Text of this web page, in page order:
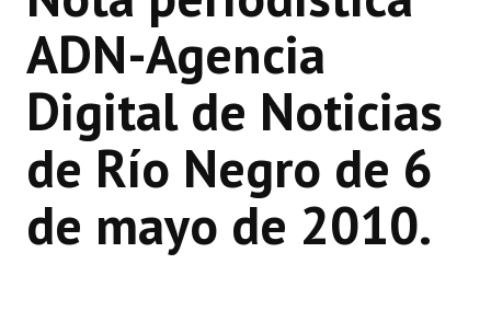
Registros y Distinciones
Datos Históricos
Premio al Mérito - Registro
Audiencias Públicas - Registro
Mujeres que Dejaron Huellas - Registro
Periodistas Decanos - Registro
ADN-Agencia
Digital de Noticias
de Río Negro de 6
de mayo de 2010.